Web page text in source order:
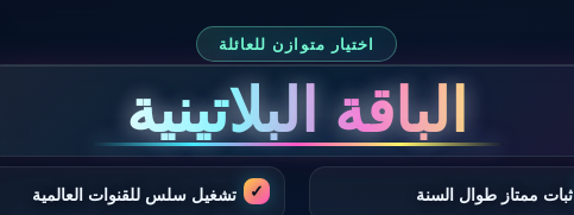
اختيار متوازن للعائلة
الباقة البلاتينية
ثبات ممتاز طوال السنة تشغيل سلس للقنوات العالمية